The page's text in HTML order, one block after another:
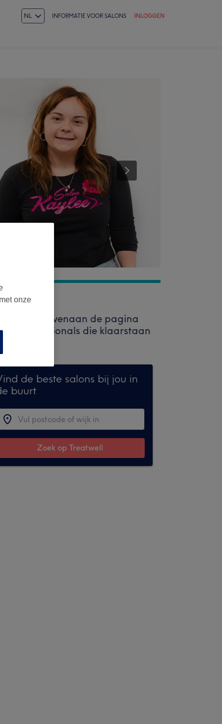
NL INFORMATIE VOOR SALONS INLOGGEN
bovenaan de pagina
professionals die klaarstaan
de beste salons bij jou in
buurt
Zoek op Treatwell
onze